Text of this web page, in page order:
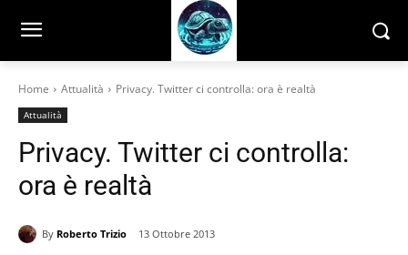
Home Attualità Privacy. Twitter ci controlla: ora è realtà
Attualità
Privacy. Twitter ci controlla:
ora è realtà
By Roberto Trizio 13 Ottobre 2013